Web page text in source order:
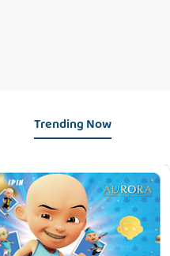
Trending Now